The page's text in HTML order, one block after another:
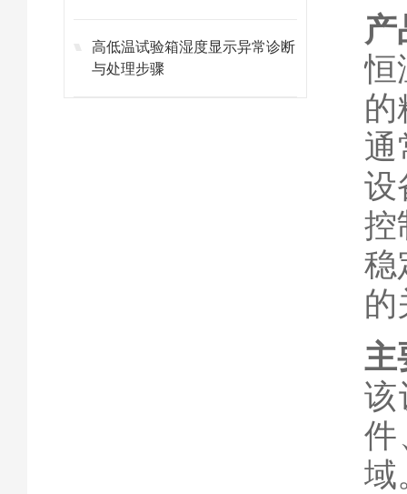
高低温试验箱湿度显示异常诊断
与处理步骤
产
恒
的
通
设
控
稳
的
主
该
件
域